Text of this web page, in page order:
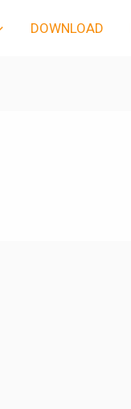
DOWNLOAD